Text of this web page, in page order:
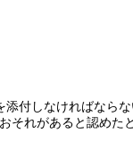
付しなければならな
それがあると認めた